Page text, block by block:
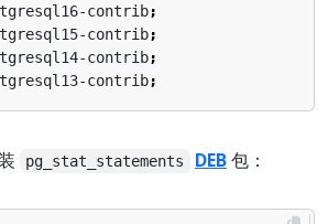
contrib;
contrib;
contrib;
contrib;
pg_stat_statements DEB包：